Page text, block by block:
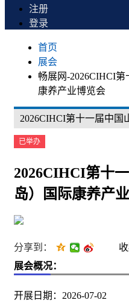
注册
登录
首页
展会
畅展网-2026CIHCI
康养产业博览会
已举办
2026CIHCI第十
岛）国际康养产
分享到：
收
展会概况：
开展日期：2026-07-02